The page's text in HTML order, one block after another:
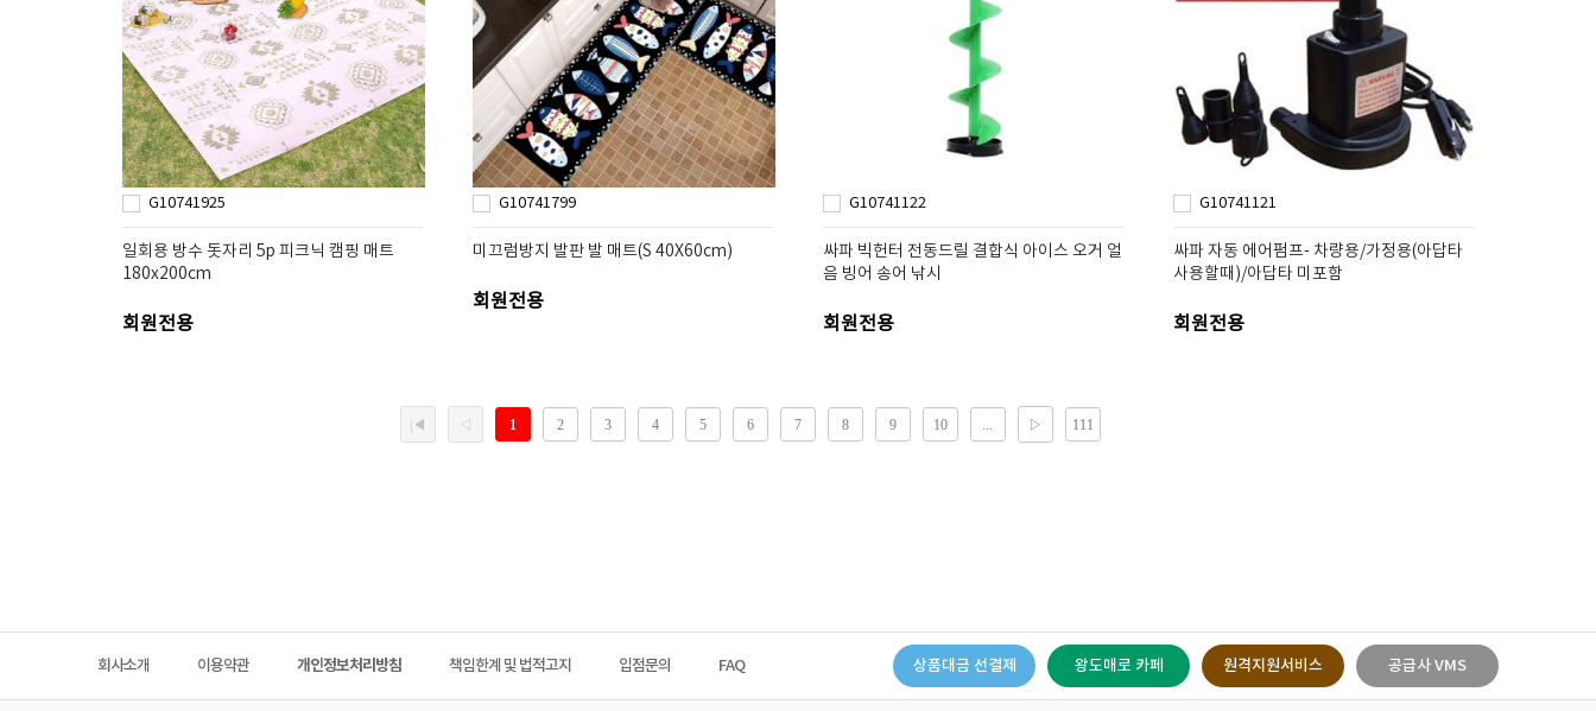
G10741925
일회용 방수 돗자리 5p 피크닉 캠핑 매트
180x200cm
회원전용
G10741799
미끄럼방지 발판 발 매트(S 40X60cm)
회원전용
G10741122
싸파 빅헌터 전동드릴 결합식 아이스 오거 얼
음 빙어 송어 낚시
회원전용
G10741121
싸파 자동 에어펌프- 차량용/가정용(아답타
사용할때)/아답타 미포함
회원전용
회사소개 이용약관 개인정보처리방침 책임한계 및 법적고지 입점문의 FAQ